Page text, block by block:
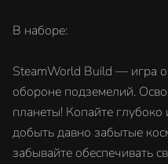
В наборе:
SteamWorld Build — игра о
обороне подземелий.
планеты! Копайте
добыть давно забытые
забывайте обеспечивать